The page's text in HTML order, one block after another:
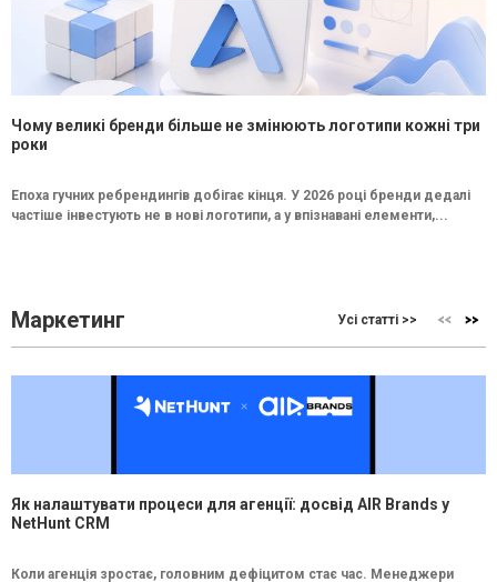
Чому великі бренди більше не змінюють логотипи кожні три
роки
Епоха гучних ребрендингів добігає кінця. У 2026 році бренди дедалі
частіше інвестують не в нові логотипи, а у впізнавані елементи,...
Маркетинг Усі статті >>
Як налаштувати процеси для агенції: досвід AIR Brands у
NetHunt CRM
Коли агенція зростає, головним дефіцитом стає час. Менеджери